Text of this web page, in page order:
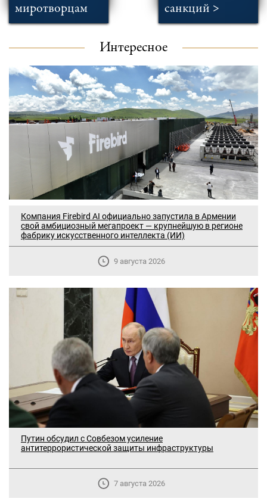
миротворцам
санкций >
Интересное
Компания Firebird AI официально запустила в Армении
свой амбициозный мегапроект — крупнейшую в регионе
фабрику искусственного интеллекта (ИИ)
9 августа 2026
Путин обсудил с Совбезом усиление
антитеррористической защиты инфраструктуры
7 августа 2026